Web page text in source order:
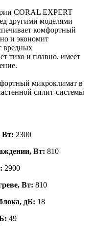
CORAL EXPERT
другими моделями
комфортный
и экономит
вредных
тихо и плавно, имеет
микроклимат в
сплит-системы
Вт: 2300
Вт: 810
2900
Вт: 810
дБ: 18
49